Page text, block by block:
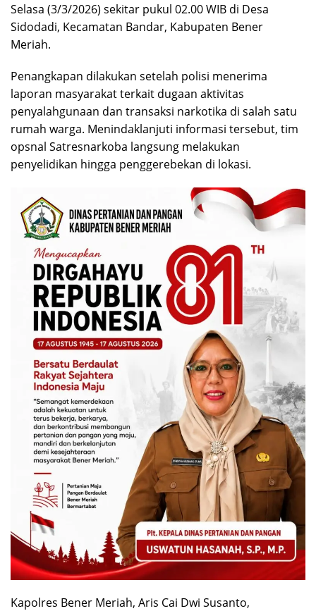
Selasa (3/3/2026) sekitar pukul 02.00 WIB di Desa
Sidodadi, Kecamatan Bandar, Kabupaten Bener
Meriah.
Penangkapan dilakukan setelah polisi menerima
laporan masyarakat terkait dugaan aktivitas
penyalahgunaan dan transaksi narkotika di salah satu
rumah warga. Menindaklanjuti informasi tersebut, tim
opsnal Satresnarkoba langsung melakukan
penyelidikan hingga penggerebekan di lokasi.
Kapolres Bener Meriah, Aris Cai Dwi Susanto,